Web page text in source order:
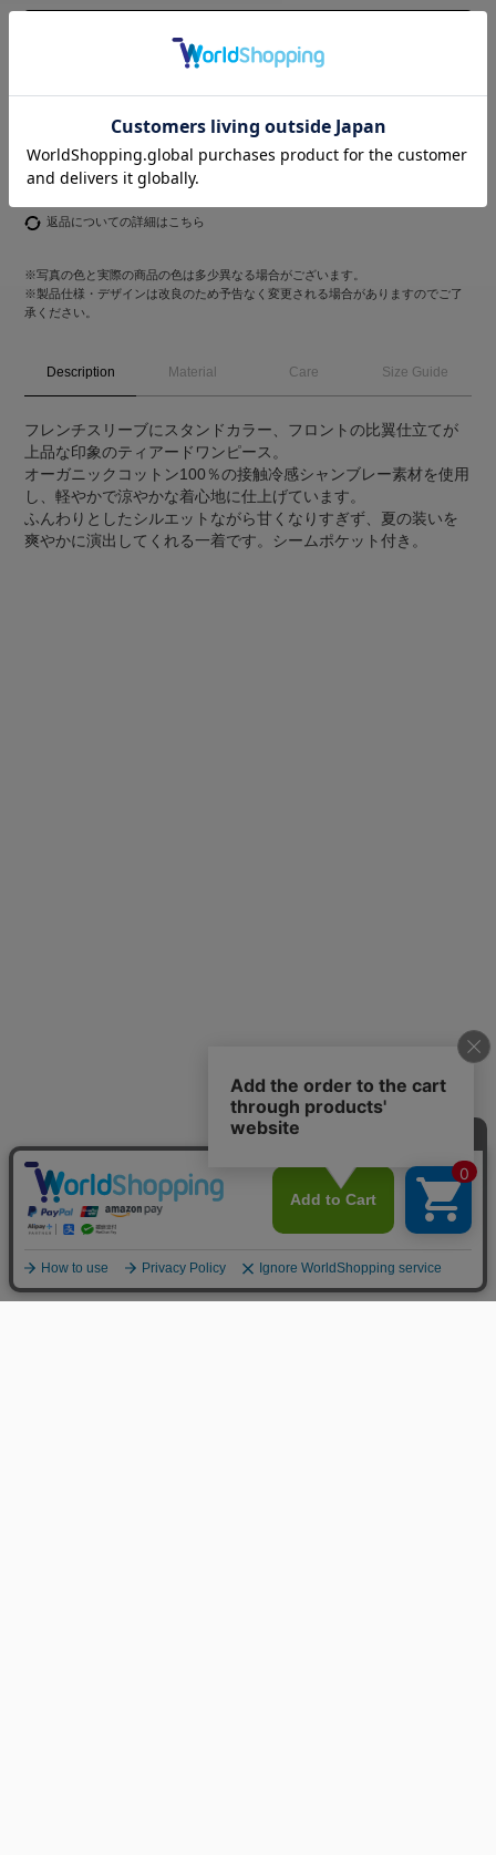
返品についての詳細はこちら
※写真の色と実際の商品の色は多少異なる場合がございます。
※製品仕様・デザインは改良のため予告なく変更される場合がありますのでご了
承ください。
Description Material Care Size Guide
フレンチスリーブにスタンドカラー、フロントの比翼仕立てが
上品な印象のティアードワンピース。
オーガニックコットン100％の接触冷感シャンブレー素材を使用
し、軽やかで涼やかな着心地に仕上げています。
ふんわりとしたシルエットながら甘くなりすぎず、夏の装いを
爽やかに演出してくれる一着です。シームポケット付き。